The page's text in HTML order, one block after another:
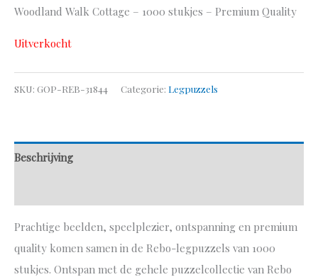
Woodland Walk Cottage – 1000 stukjes – Premium Quality
Uitverkocht
SKU: GOP-REB-31844 Categorie: Legpuzzels
Beschrijving
Prachtige beelden, speelplezier, ontspanning en premium
quality komen samen in de Rebo-legpuzzels van 1000
stukjes. Ontspan met de gehele puzzelcollectie van Rebo